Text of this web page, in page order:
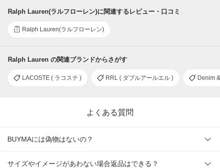
Ralph Lauren(ラルフローレン)に関連するレビュー・口コミ
Ralph Lauren(ラルフローレン)
Ralph Lauren の関連ブランドからさがす
LACOSTE ( ラコステ ) RRL ( ダブルアールエル ) Denim
よくある質問
BUYMAには偽物はないの？
サイズやイメージがあわない場合返品はできる？